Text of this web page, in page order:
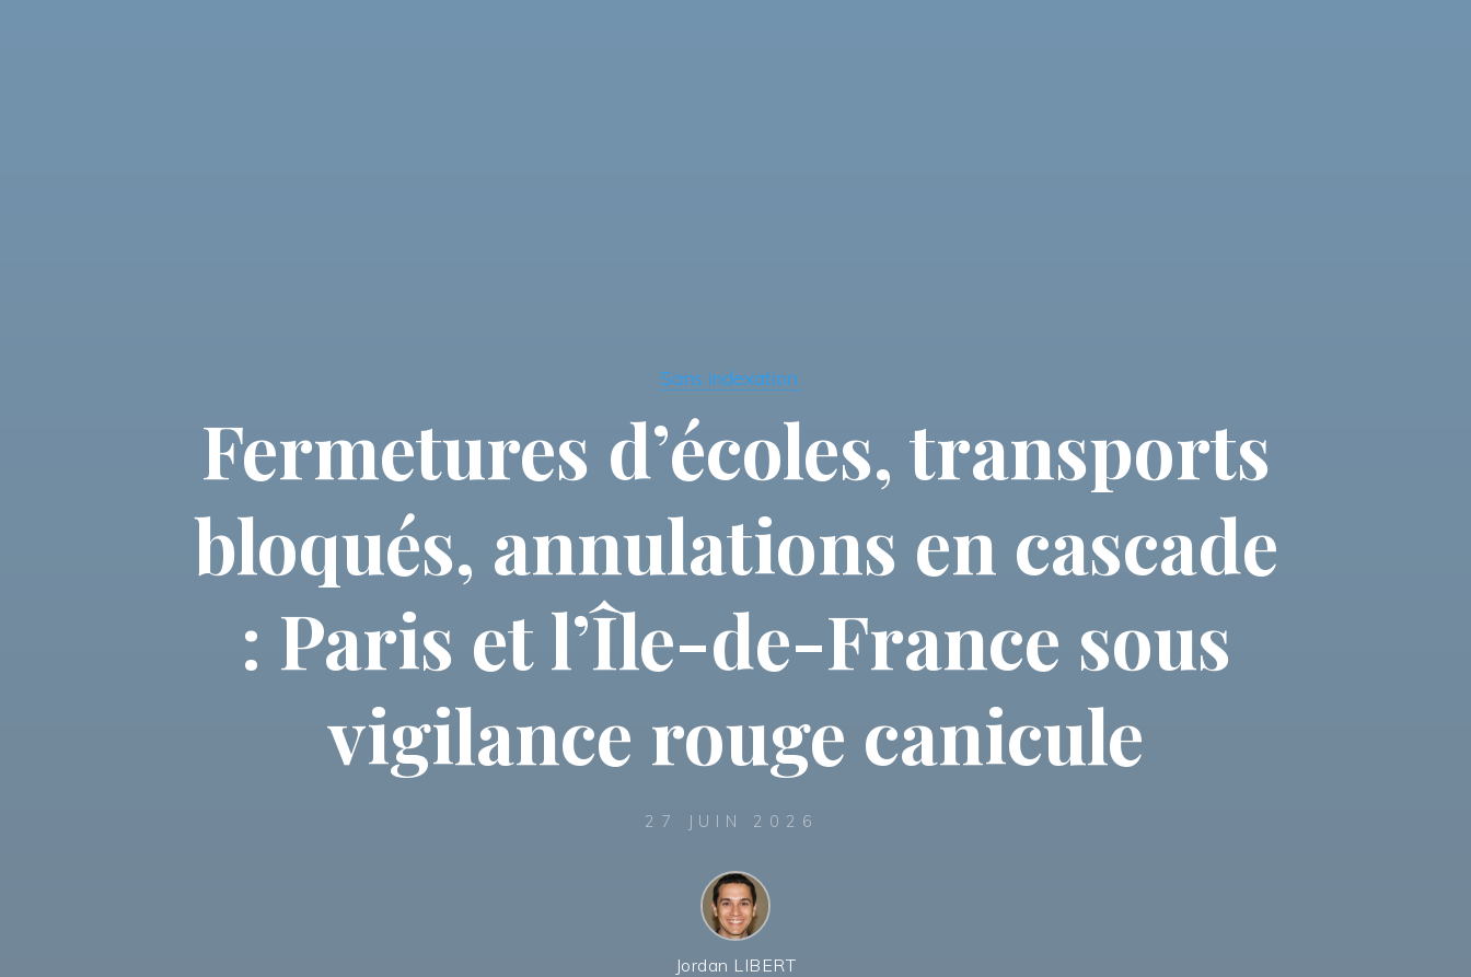
Sans indexation.
Fermetures d’écoles, transports
bloqués, annulations en cascade
: Paris et l’Île-de-France sous
vigilance rouge canicule
27 JUIN 2026
Jordan LIBERT